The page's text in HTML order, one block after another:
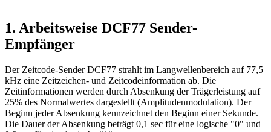
1. Arbeitsweise DCF77 Sender-
Empfänger
Der Zeitcode-Sender DCF77 strahlt im Langwellenbereich auf 77,5
kHz eine Zeitzeichen- und Zeitcodeinformation ab. Die
Zeitinformationen werden durch Absenkung der Trägerleistung auf
25% des Normalwertes dargestellt (Amplitudenmodulation). Der
Beginn jeder Absenkung kennzeichnet den Beginn einer Sekunde.
Die Dauer der Absenkung beträgt 0,1 sec für eine logische "0" und